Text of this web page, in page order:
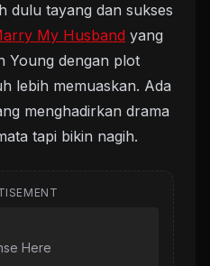
dulu tayang dan sukses
My Husband yang
Young dengan plot
lebih memuaskan. Ada
menghadirkan drama
tapi bikin nagih.
Here